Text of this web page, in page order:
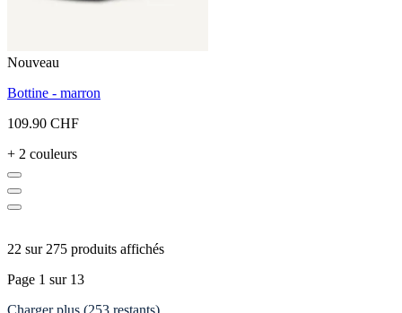
Nouveau
Bottine - marron
109.90 CHF
+ 2 couleurs
22 sur 275 produits affichés
Page 1 sur 13